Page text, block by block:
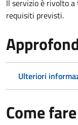
Il servizio è rivolto
requisiti previsti.
Ulteriori
Come fare